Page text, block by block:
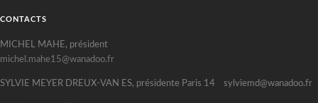
CONTACTS
MICHEL MAHE, président
michel.mahe15@wanadoo.fr
SYLVIE MEYER DREUX-VAN ES, présidente Paris 14 sylviemd@wanadoo.fr